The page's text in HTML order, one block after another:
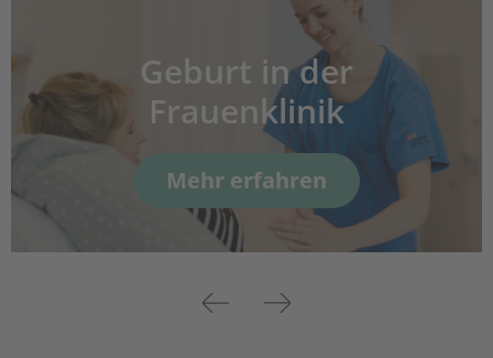
Previous
Geburt in der
Frauenklinik
Mehr erfahren
Next